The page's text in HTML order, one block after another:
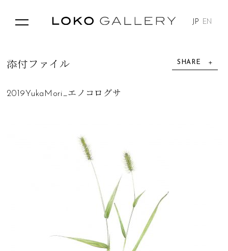
JP EN
SHARE
添付 フ ァ イ ル
2019YukaMori_エノコログサ